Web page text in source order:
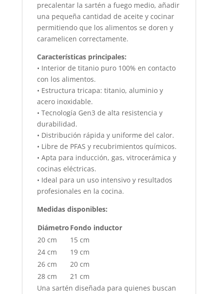
precalentar la sartén a fuego medio, añadir
una pequeña cantidad de aceite y cocinar
permitiendo que los alimentos se doren y
caramelicen correctamente.
Características principales:
• Interior de titanio puro 100% en contacto
con los alimentos.
• Estructura tricapa: titanio, aluminio y
acero inoxidable.
• Tecnología Gen3 de alta resistencia y
durabilidad.
• Distribución rápida y uniforme del calor.
• Libre de PFAS y recubrimientos químicos.
• Apta para inducción, gas, vitrocerámica y
cocinas eléctricas.
• Ideal para un uso intensivo y resultados
profesionales en la cocina.
Medidas disponibles:
Diámetro Fondo inductor
20 cm
15 cm
24 cm
19 cm
26 cm
20 cm
28 cm
21 cm
Una sartén diseñada para quienes buscan